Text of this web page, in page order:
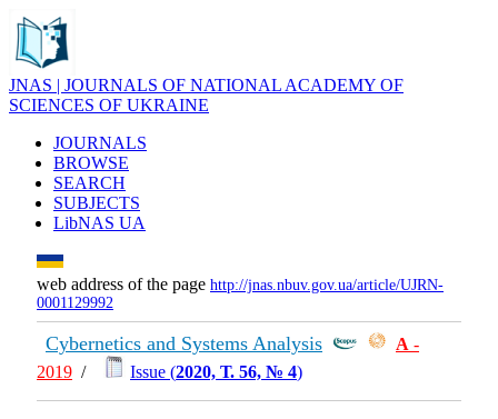
JNAS | JOURNALS OF NATIONAL ACADEMY OF
SCIENCES OF UKRAINE
JOURNALS
BROWSE
SEARCH
SUBJECTS
LibNAS UA
web address of the page http://jnas.nbuv.gov.ua/article/UJRN-
0001129992
Cybernetics and Systems Analysis А -
2019 / Issue (2020, Т. 56, № 4)